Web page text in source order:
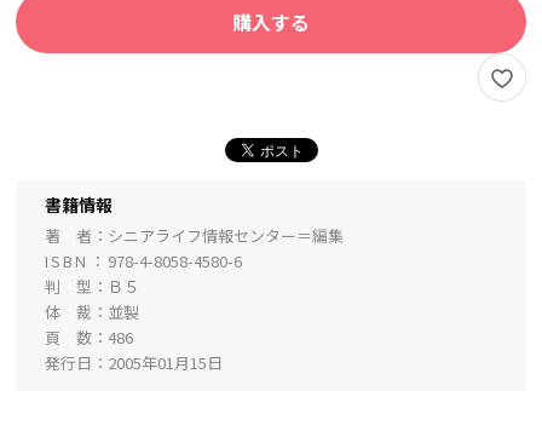
購入する
書籍情報
著 者
シニアライフ情報センター＝編集
ISBN
978-4-8058-4580-6
判 型
Ｂ５
体 裁
並製
頁 数
486
発行日
2005年01月15日